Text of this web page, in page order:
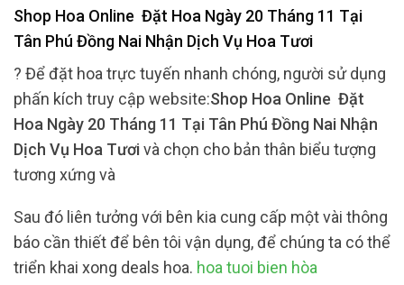
Shop Hoa Online Đặt Hoa Ngày 20 Tháng 11 Tại
Tân Phú Đồng Nai Nhận Dịch Vụ Hoa Tươi
? Để đặt hoa trực tuyến nhanh chóng, người sử dụng
phấn kích truy cập website:Shop Hoa Online Đặt
Hoa Ngày 20 Tháng 11 Tại Tân Phú Đồng Nai Nhận
Dịch Vụ Hoa Tươivà chọn cho bản thân biểu tượng
tương xứng và
Sau đó liên tưởng với bên kia cung cấp một vài thông
báo cần thiết để bên tôi vận dụng, để chúng ta có thể
triển khai xong deals hoa. hoa tuoi bien hòa